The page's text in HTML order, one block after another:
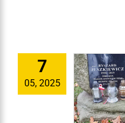
7
05, 2025